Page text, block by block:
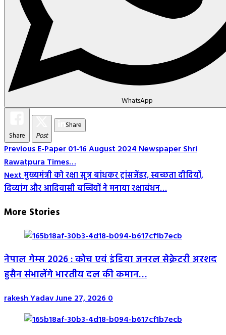
WhatsApp
Share Post
Share
Post
Navigation
PreviousE-Paper 01-16 August 2024 Newspaper Shri
Rawatpura Times…
Nextमुख्यमंत्री को रक्षा सूत्र बांधकर ट्रांसजेंडर, स्वच्छता दीदियों,
दिव्यांग और आदिवासी बच्चियों ने मनाया रक्षाबंधन…
More Stories
नेपाल गेम्स 2026 : कोच एवं इंडिया जनरल सेक्रेटरी अरशद
हुसैन संभालेंगे भारतीय दल की कमान…
rakesh YadavJune 27, 20260